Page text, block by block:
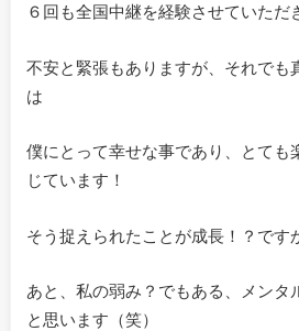
６回も全国中継を経験させていただ
不安と緊張もありますが、それでも
は
僕にとって幸せな事であり、とても
じています！
そう捉えられたことが成長！？です
あと、私の弱み？でもある、メンタ
と思います（笑）